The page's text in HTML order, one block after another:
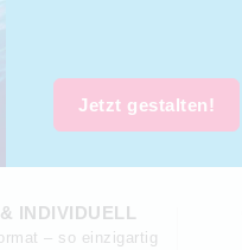
Jetzt gestalten!
INDIVIDUELL
– so einzigartig